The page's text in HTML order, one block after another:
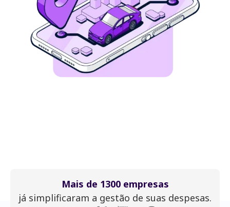
Mais de 1300 empresas
já simplificaram a gestão de suas despesas.